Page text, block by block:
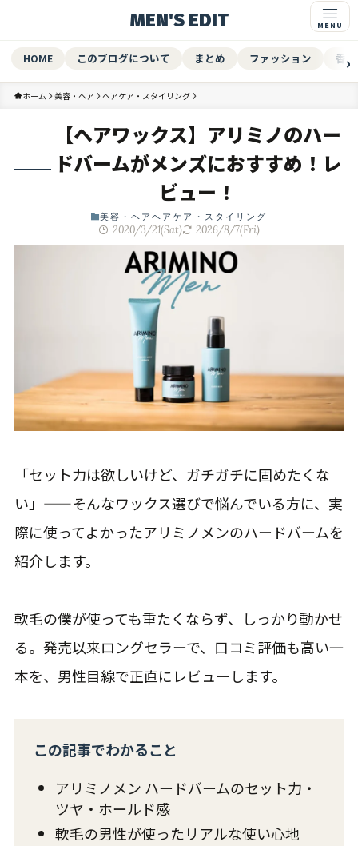
MEN'S EDIT
HOME このブログについて まとめ ファッション 香水
ホーム 美容・ヘア ヘアケア・スタイリング
【ヘアワックス】アリミノのハー
ドバームがメンズにおすすめ！レ
ビュー！
美容・ヘアヘアケア・スタイリング
2020/3/21(Sat) 2026/8/7(Fri)
「セット力は欲しいけど、ガチガチに固めたくな
い」——そんなワックス選びで悩んでいる方に、実
際に使ってよかったアリミノメンのハードバームを
紹介します。
軟毛の僕が使っても重たくならず、しっかり動かせ
る。発売以来ロングセラーで、口コミ評価も高い一
本を、男性目線で正直にレビューします。
この記事でわかること
アリミノメン ハードバームのセット力・
ツヤ・ホールド感
軟毛の男性が使ったリアルな使い心地